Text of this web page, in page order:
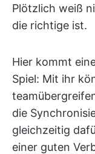
Plötzlich weiß
die richtige ist.
Hier kommt
Spiel: Mit ihr
die
gleichzeitig
einer guten